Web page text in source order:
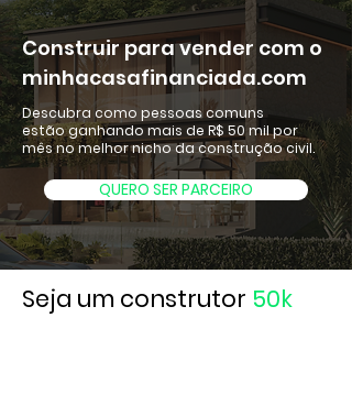
Construir para vender com o
minhacasafinanciada.com
Descubra como pessoas comuns
estão ganhando mais de R$ 50 mil por
mês no melhor nicho da construção civil.
QUERO SER PARCEIRO
Seja um construtor 50k